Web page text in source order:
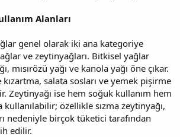
Alanları
genel olarak iki ana kategoriye
ve zeytinyağları. Bitkisel yağlar
mısırözü yağı ve kanola yağı öne çıkar.
salata sosları ve yemek pişirme
Zeytinyağı ise hem soğuk kullanım hem
kullanılabilir; özellikle sızma zeytinyağı,
nedeniyle birçok tüketici tarafından
edilir.